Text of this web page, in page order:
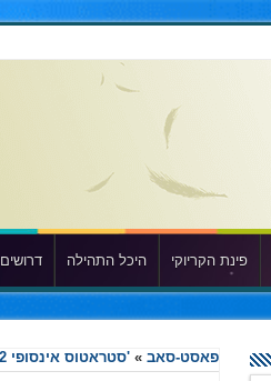
פינת הקריוקי היכל התהילה דרושים
פאסט-סאב »'סטראטוס אינסופי 2' פרק 1